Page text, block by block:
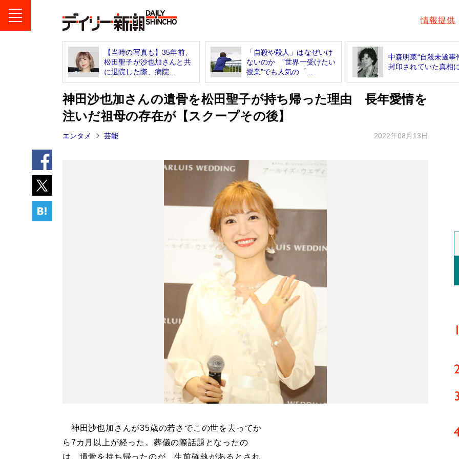
情報提供
【当時の写真も】35年前、
松田聖子が沙也加さんと共
に退院した際、病院...
「自殺や殺人」はなぜいけ
ないのか ”世界一受けたい
授業”でも人気の「...
中森明菜“自殺未遂
封印されていた真相
神田沙也加さんの遺骨を松田聖子が持ち帰った理由 長年愛情を
注いだ祖母の存在が【スクープその後】
エンタメ 芸能 2022年08月13日
神田沙也加さんが35歳の若さでこの世を去ってか
ら7カ月以上が経った。葬儀の際話題となったの
は、遺骨を持ち帰ったのが、生前確執があるとされ